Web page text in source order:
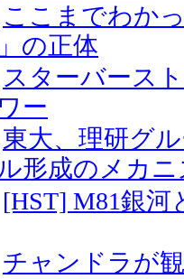
ここまでわか
の正体
スターバース
ー
東大、理研グ
形成のメカ
[HST] M81銀河
チャンドラが